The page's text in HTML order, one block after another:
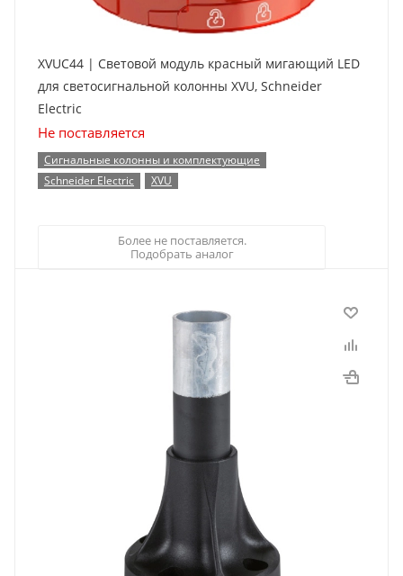
XVUC44 | Световой модуль красный мигающий LED
для светосигнальной колонны XVU, Schneider
Electric
Не поставляется
Сигнальные колонны и комплектующие
Schneider Electric
XVU
Более не поставляется.
Подобрать аналог